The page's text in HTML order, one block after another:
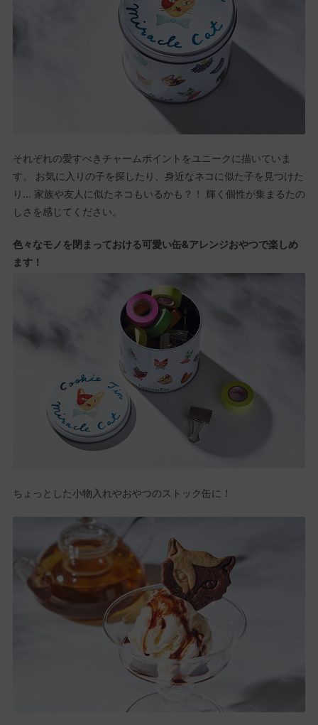
それぞれの愛すべきチャームポイントをユニークに描いていま
す。 お気に入りの子を探したり、身近なネコに似た子を見つけた
り… 家族や友人に似たネコもいるかも？！ 輝く個性が集まるたの
しさを感じてください。
色々なモノを閉まっておける可愛い缶&アレンジおやつで楽しめ
ます！
ちょっとした小物入れやおやつのストック缶に！